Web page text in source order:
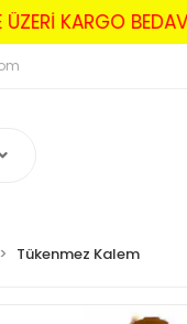
ÜZERİ KARGO
Tükenmez Kalem